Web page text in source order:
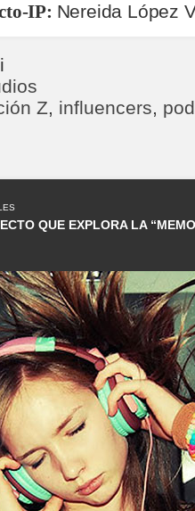
IP: Nereida López
Z, influencers,
QUE EXPLORA LA